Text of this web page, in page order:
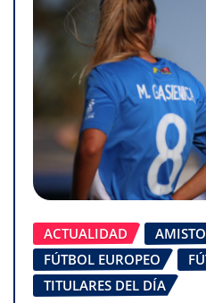
ACTUALIDAD
FÚTBOL EUROPEO
TITULARES DEL DÍA